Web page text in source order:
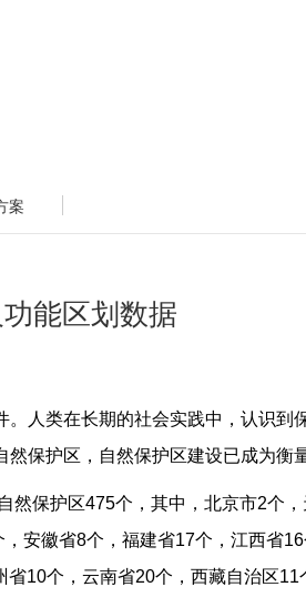
案
能区划数据
人类在长期的社会实践中，认识
保护区，自然保护区建设已成为衡
然保护区475个，其中，北京市2个
安徽省8个，福建省17个，江西省
10个，云南省20个，西藏自治区